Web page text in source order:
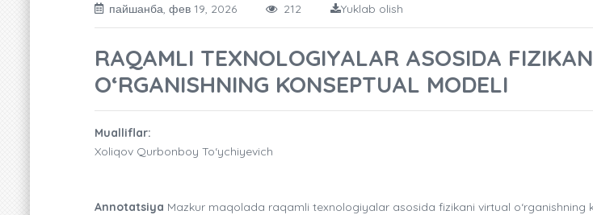
пайшанба, фев 19, 2026 212 Yuklab olish
RAQAMLI TEXNOLOGIYALAR ASOSIDA
O‘RGANISHNING KONSEPTUAL MODELI
Mualliflar:
Xoliqov Qurbonboy To‘ychiyevich
Annotatsiya Mazkur maqolada raqamli texnologiyalar asosida fizikani virtual o‘rganishning